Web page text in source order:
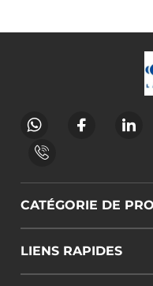
CATÉGORIE DE
LIENS RAPIDES